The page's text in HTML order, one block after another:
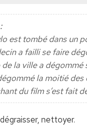
est tombé dans un
a failli se faire
la ville a
la moitié
du film s’est fait
dégraisser, nettoyer.